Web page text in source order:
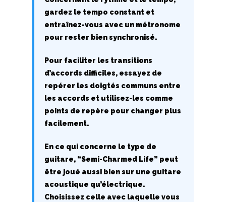
gardez le tempo constant et
entraînez-vous avec un métronome
pour rester bien synchronisé.
Pour faciliter les transitions
d’accords difficiles, essayez de
repérer les doigtés communs entre
les accords et utilisez-les comme
points de repère pour changer plus
facilement.
En ce qui concerne le type de
guitare, “Semi-Charmed Life” peut
être joué aussi bien sur une guitare
acoustique qu’électrique.
Choisissez celle avec laquelle vous
Nouvelles tabs
Top 100
Accords de guitare